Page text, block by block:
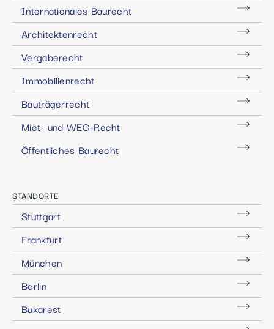
Internationales Baurecht
Architektenrecht
Vergaberecht
Immobilienrecht
Bauträgerrecht
Miet- und WEG-Recht
Öffentliches Baurecht
STANDORTE
Stuttgart
Frankfurt
München
Berlin
Bukarest